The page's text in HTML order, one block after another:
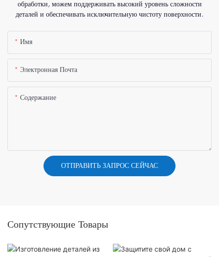
обработки, можем поддерживать высокий уровень сложности
деталей и обеспечивать исключительную чистоту поверхности.
Имя
Электронная Почта
Содержание
ОТПРАВИТЬ ЗАПРОС СЕЙЧАС
Сопутствующие Товары